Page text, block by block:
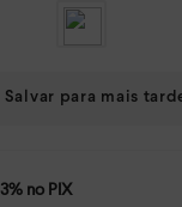
3% no PIX